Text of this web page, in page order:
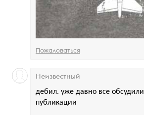
Пожаловаться
дебил. уже давно все
публикации
Неизвестный